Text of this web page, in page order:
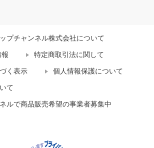
プチャンネル株式会社について
特定商取引法に関して
く表示 個人情報保護について
て
ルで商品販売希望の事業者募集中